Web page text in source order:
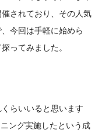
されており、その人気
今回は手軽に始めら
ってみました。
らいいると思います
ング実施したという成